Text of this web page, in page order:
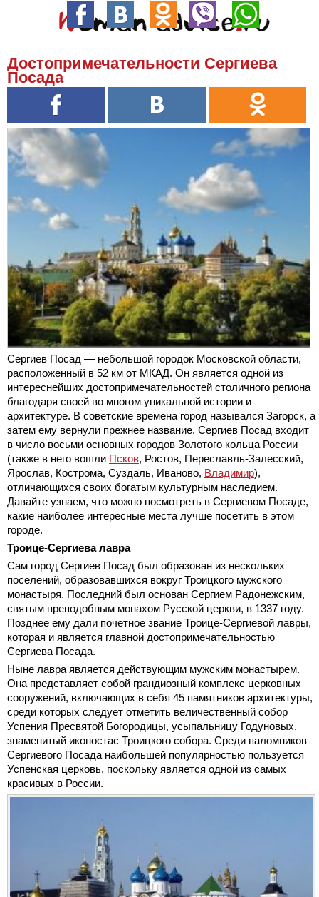
Достопримечательности Сергиева
Посада
Сергиев Посад — небольшой городок Московской области,
расположенный в 52 км от МКАД. Он является одной из
интереснейших достопримечательностей столичного региона
благодаря своей во многом уникальной истории и
архитектуре. В советские времена город назывался Загорск, а
затем ему вернули прежнее название. Сергиев Посад входит
в число восьми основных городов Золотого кольца России
(также в него вошли Псков, Ростов, Переславль-Залесский,
Ярослав, Кострома, Суздаль, Иваново, Владимир),
отличающихся своих богатым культурным наследием.
Давайте узнаем, что можно посмотреть в Сергиевом Посаде,
какие наиболее интересные места лучше посетить в этом
городе.
Троице-Сергиева лавра
Сам город Сергиев Посад был образован из нескольких
поселений, образовавшихся вокруг Троицкого мужского
монастыря. Последний был основан Сергием Радонежским,
святым преподобным монахом Русской церкви, в 1337 году.
Позднее ему дали почетное звание Троице-Сергиевой лавры,
которая и является главной достопримечательностью
Сергиева Посада.
Ныне лавра является действующим мужским монастырем.
Она представляет собой грандиозный комплекс церковных
сооружений, включающих в себя 45 памятников архитектуры,
среди которых следует отметить величественный собор
Успения Пресвятой Богородицы, усыпальницу Годуновых,
знаменитый иконостас Троицкого собора. Среди паломников
Сергиевого Посада наибольшей популярностью пользуется
Успенская церковь, поскольку является одной из самых
красивых в России.